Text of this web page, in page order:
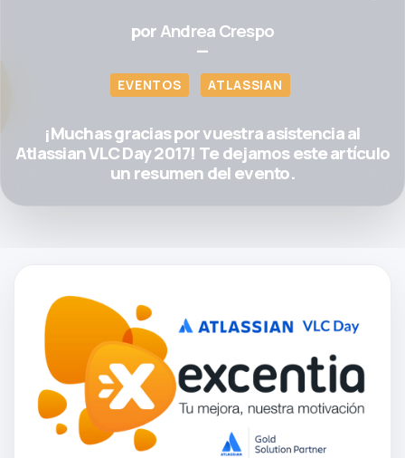
porAndrea Crespo
—
EVENTOS ATLASSIAN
¡Muchas gracias por vuestra asistencia al
Atlassian VLC Day 2017! Te dejamos este artículo
un resumen del evento.